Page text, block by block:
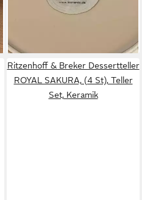
Ritzenhoff & Breker Dessertteller
ROYAL SAKURA, (4 St), Teller
Set, Keramik